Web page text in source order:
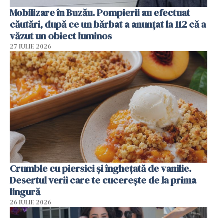
Mobilizare în Buzău. Pompierii au efectuat
căutări, după ce un bărbat a anunțat la 112 că a
văzut un obiect luminos
27 IULIE 2026
Crumble cu piersici și înghețată de vanilie.
Desertul verii care te cucerește de la prima
lingură
26 IULIE 2026